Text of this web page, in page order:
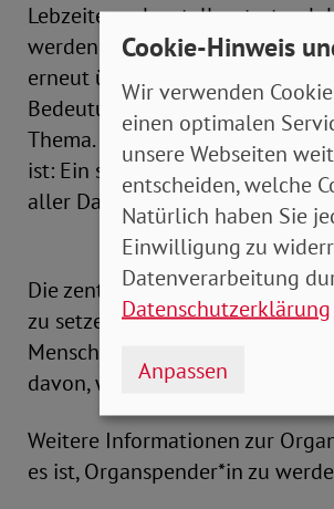
Lebzeiten oder stellvertretend
werden. Diese sogenannte
erneut über eine
Bedeutung umfassender
Thema. Michaela Engelmeier:
ist: Ein selbstloser Akt der
aller Dank und unseren
Die zentrale Veranstaltung zum
zu setzen" findet an diesem
Menschen dazu zu ermutigen,
davon, wie diese ausfällt.
Weitere Informationen zur
es ist, Organspender*in zu
Cookie-Hinweis
Wir verwenden
einen optimalen
unsere Webseiten
entscheiden, welche
Natürlich haben Sie
Einwilligung zu
Datenverarbeitung
Datenschutzerklärung
Anpassen